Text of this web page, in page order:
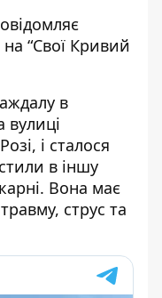
“Свої Кривий
в
вулиці
, і сталося
в іншу
Вона має
струс та